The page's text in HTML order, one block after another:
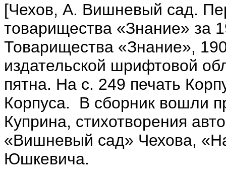
[Чехов, А. Вишневый сад.
товарищества «Знание» за
Товарищества «Знание»,
издательской шрифтовой
пятна. На с. 249 печать
Корпуса. В сборник вошли
Куприна, стихотворения
«Вишневый сад» Чехова,
Юшкевича.